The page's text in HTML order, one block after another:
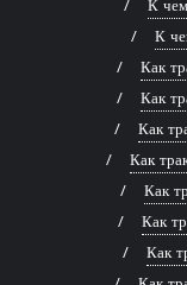
К
К
Как
Как
Как
Как
Как
Как
Как